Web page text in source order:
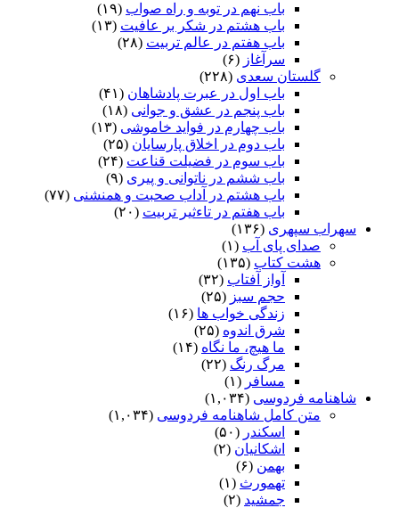
باب نهم در توبه و راه صواب (۱۹)
باب هشتم در شکر بر عافیت (۱۳)
باب هفتم در عالم تربیت (۲۸)
سرآغاز (۶)
گلستان سعدی (۲۲۸)
باب اول در عبرت پادشاهان (۴۱)
باب پنجم در عشق و جوانى (۱۸)
باب چهارم در فواید خاموشى (۱۳)
باب دوم در اخلاق پارسایان (۲۵)
باب سوم در فضیلت قناعت (۲۴)
باب ششم در ناتوانى و پیرى (۹)
باب هشتم در آداب صحبت و همنشنى (۷۷)
باب هفتم در تاءثیر تربیت (۲۰)
سهراب سپهری (۱۳۶)
صدای پای آب (۱)
هشت کتاب (۱۳۵)
آواز آفتاب (۳۲)
حجم سبز (۲۵)
زندگی خواب ها (۱۶)
شرق اندوه (۲۵)
ما هیچ، ما نگاه (۱۴)
مرگ رنگ (۲۲)
مسافر (۱)
شاهنامه فردوسی (۱,۰۳۴)
متن کامل شاهنامه فردوسی (۱,۰۳۴)
اسکندر (۵۰)
اشکانیان (۲)
بهمن (۶)
تهمورث (۱)
جمشید (۲)